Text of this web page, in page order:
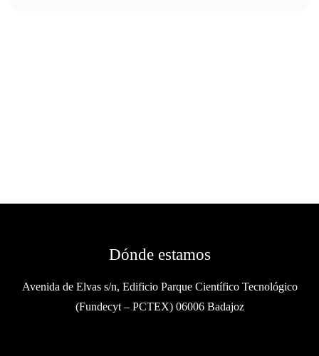
Dónde estamos
Avenida de Elvas s/n, Edificio Parque Científico Tecnológico
(Fundecyt – PCTEX) 06006 Badajoz